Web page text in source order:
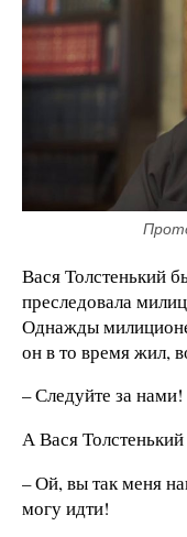
Вася Толстенький
преследовала
Однажды
он в то время жил,
– Следуйте за нами!
А Вася Толстенький
– Ой, вы так меня
могу идти!